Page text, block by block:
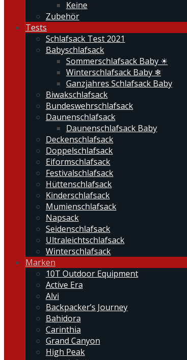
Keine
Zubehör
Tests
Schlafsack Test 2021
Babyschlafsack
Sommerschlafsack Baby ☀
Winterschlafsack Baby ❄
Ganzjahres Schlafsack Baby
Biwakschlafsack
Bundeswehrschlafsack
Daunenschlafsack
Daunenschlafsack Baby
Deckenschlafsack
Doppelschlafsack
Eiformschlafsack
Festivalschlafsack
Hüttenschlafsack
Kinderschlafsack
Mumienschlafsack
Napsack
Seidenschlafsack
Ultraleichtschlafsack
Winterschlafsack
Marken
10T Outdoor Equipment
Active Era
Alvi
Backpacker’s Journey
Bahidora
Carinthia
Grand Canyon
High Peak